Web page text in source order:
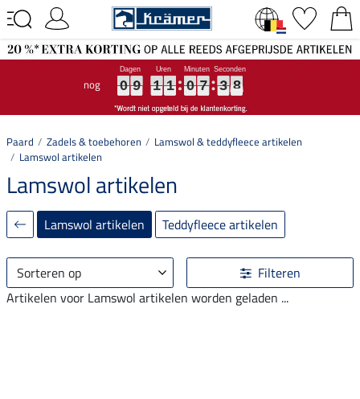
nog 0
0
0
0 9
9
9
9 1
1
1
1 1
1
1
1 0
0
0
0 7
7
7
7 3
3
3
3 8
8
8
8
Paard Zadels & toebehoren
Lamswol & teddyfleece artikelen
Lamswol artikelen
Lamswol artikelen
Lamswol artikelen Teddyfleece artikelen
Sorteren op Filteren